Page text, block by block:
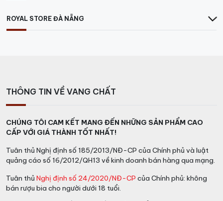
bản sắc châu Á kết hợp với hương vị vang Ý đẳng cấp,
thời thượng.
may mắn, phồn thịnh.
ROYAL STORE ĐÀ NẴNG
THÔNG TIN VỀ VANG CHẤT
CHÚNG TÔI CAM KẾT MANG ĐẾN NHỮNG SẢN PHẨM CAO
CẤP VỚI GIÁ THÀNH TỐT NHẤT!
Tuân thủ Nghị định số 185/2013/NĐ-CP của Chính phủ và luật
quảng cáo số 16/2012/QH13 về kinh doanh bán hàng qua mạng.
Tuân thủ Nghị định số 24/2020/NĐ-CP của Chính phủ: không
bán rượu bia cho người dưới 18 tuổi.